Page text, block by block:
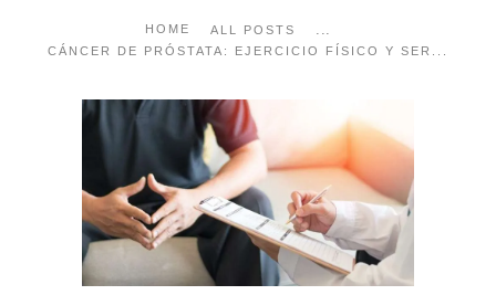
HOME ALL POSTS ...
CÁNCER DE PRÓSTATA: EJERCICIO FÍSICO Y SER...